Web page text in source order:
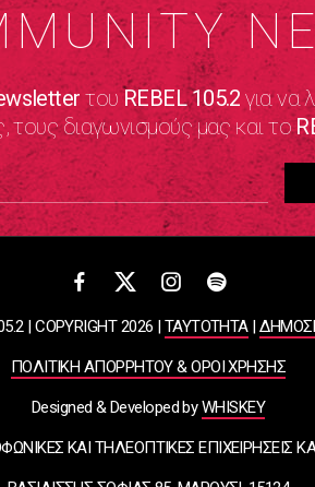
τουREBEL 105.2 για να
διαγωνισμούς μας και το
| COPYRIGHT 2026 |ΤΑΥΤΟΤΗΤΑ|
ΠΟΛΙΤΙΚΗ ΑΠΟΡΡΗΤΟΥ & ΟΡΟΙ ΧΡΗΣΗΣ
Designed & Developed byWHISKEY
ΚΑΙ ΤΗΛΕΟΠΤΙΚΕΣ ΕΠΙΧΕΙΡΗΣΕΙΣ